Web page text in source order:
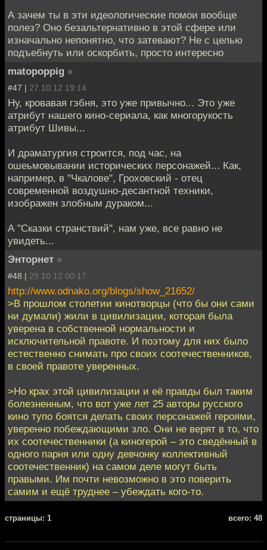
А зачем ты в эти идеологические помои вообще
полез? Оно безальтернативно в этой сфере или
изначально непонятно, что затевают? Не с целью
подъебнуть или оскорбить, просто интересно
matopoppig »
#47 | 27.10.12 19:14
Ну, кровавая гэбня, это уже привычно... Это уже
атрибут нашего кино-сериала, как многорукость
атрибут Шивы...
И драматургия строится, под час, на
ошеьмовывании исторических персонажей... Как,
например, в "Чкалове", Гроховский - отец
современной воздушно-десантной техники,
изображен злобным дураком...
А "Сказки странствий", нам уже, все равно не
увидеть...
Энторнет »
#48 | 29.10.12 00:17
http://www.odnako.org/blogs/show_21652/
>В прошлом столетии кинотворцы (что бы они сами
ни думали) жили в цивилизации, которая была
уверена в собственной нормальности и
исключительной правоте. И поэтому для них было
естественно снимать про своих соотечественников,
в своей правоте уверенных.
>Но крах этой цивилизации и её правды был таким
болезненным, что вот уже лет 25 авторы русского
кино тупо боятся делать своих персонажей героями,
уверенно побеждающими зло. Они не верят в то, что
их соотечественники (а киногерой – это сведённый в
одного парня или одну девчонку коллективный
соотечественник) на самом деле могут быть
правыми. Им почти невозможно в это поверить
самим и ещё труднее – убеждать кого-то.
cтраницы: 1 всего: 48